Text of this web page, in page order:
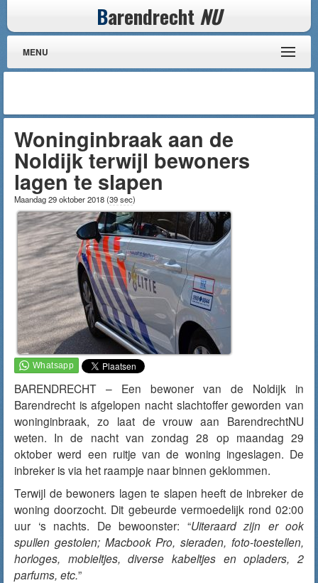
Barendrecht NU
MENU
Woninginbraak aan de
Noldijk terwijl bewoners
lagen te slapen
Maandag 29 oktober 2018(39 sec)
BARENDRECHT – Een bewoner van de Noldijk in
Barendrecht is afgelopen nacht slachtoffer geworden van
woninginbraak, zo laat de vrouw aan BarendrechtNU
weten. In de nacht van zondag 28 op maandag 29
oktober werd een ruitje van de woning ingeslagen. De
inbreker is via het raampje naar binnen geklommen.
Terwijl de bewoners lagen te slapen heeft de inbreker de
woning doorzocht. Dit gebeurde vermoedelijk rond 02:00
uur ‘s nachts. De bewoonster: “Uiteraard zijn er ook
spullen gestolen; Macbook Pro, sieraden, foto-toestellen,
horloges, mobieltjes, diverse kabeltjes en opladers, 2
parfums, etc.”